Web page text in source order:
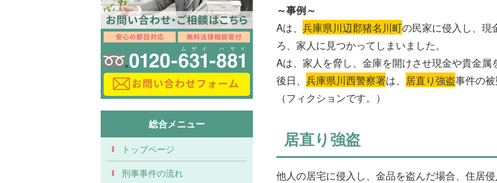
～事例～
Aは、 兵庫県川辺郡猪名川町の民家に侵入し、現
ろ、家人に見つかってしまいました。
Aは、家人を脅し、金庫を開けさせ現金や貴金属
後日、 兵庫県川西警察署は、 居直り強盗事件の
（フィクションです。）
居直り強盗
他人の居宅に侵入し、金品を盗んだ場合、住居
総合メニュー
トップページ
刑事事件の流れ